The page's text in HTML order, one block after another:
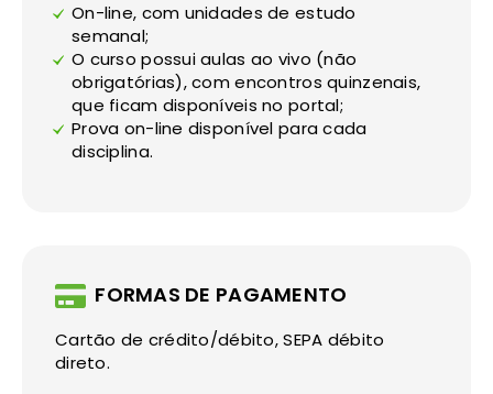
On-line, com unidades de estudo
semanal;
O curso possui aulas ao vivo (não
obrigatórias), com encontros quinzenais,
que ficam disponíveis no portal;
Prova on-line disponível para cada
disciplina.
FORMAS DE PAGAMENTO
Cartão de crédito/débito, SEPA débito
direto.